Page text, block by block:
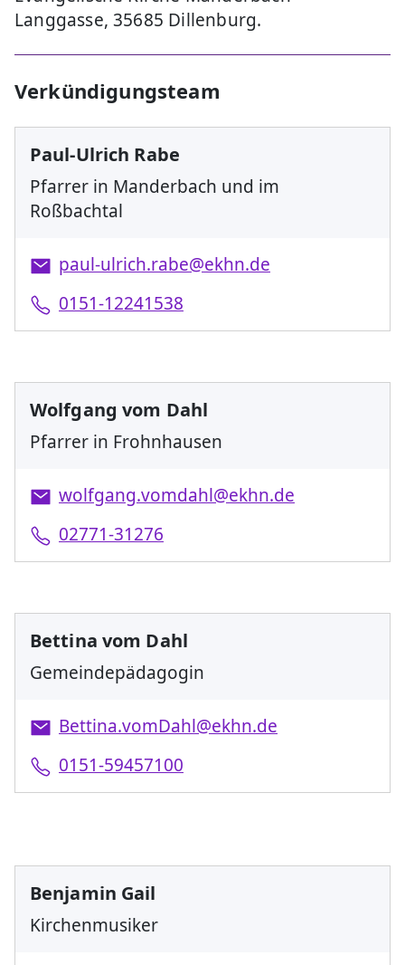
Langgasse, 35685 Dillenburg.
Verkündigungsteam
Paul-Ulrich Rabe
Pfarrer in Manderbach und im
Roßbachtal
paul-ulrich.rabe@ekhn.de
0151-12241538
Wolfgang vom Dahl
Pfarrer in Frohnhausen
wolfgang.vomdahl@ekhn.de
02771-31276
Bettina vom Dahl
Gemeindepädagogin
Bettina.vomDahl@ekhn.de
0151-59457100
Benjamin Gail
Kirchenmusiker